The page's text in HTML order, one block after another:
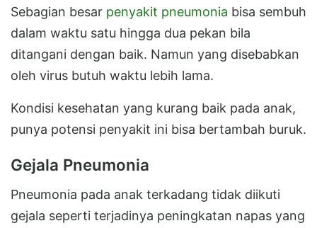
Sebagian besar penyakit pneumonia bisa sembuh
dalam waktu satu hingga dua pekan bila
ditangani dengan baik. Namun yang disebabkan
oleh virus butuh waktu lebih lama.
Kondisi kesehatan yang kurang baik pada anak,
punya potensi penyakit ini bisa bertambah buruk.
Gejala Pneumonia
Pneumonia pada anak terkadang tidak diikuti
gejala seperti terjadinya peningkatan napas yang